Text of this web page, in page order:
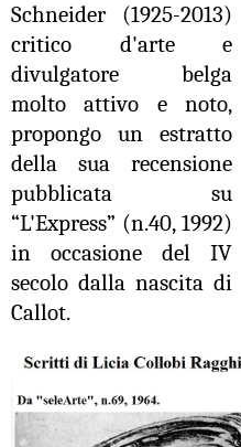
Schneider (1925-2013)
critico d'arte e
divulgatore belga
molto attivo e noto,
propongo un estratto
della sua recensione
pubblicata su
“L'Express” (n.40, 1992)
in occasione del IV
secolo dalla nascita di
Callot.